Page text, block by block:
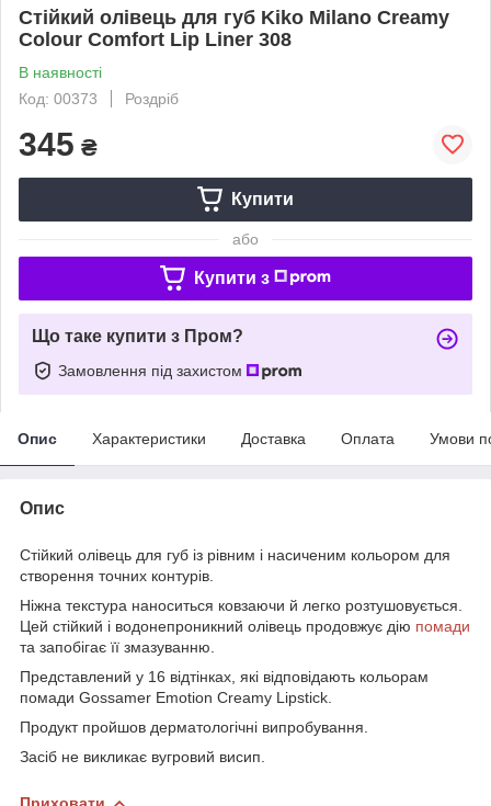
Стійкий олівець для губ Kiko Milano Creamy
Colour Comfort Lip Liner 308
В наявності
Код: 00373
Роздріб
345 ₴
Купити
або
Купити з
Що таке купити з Пром?
Замовлення під захистом
Опис Характеристики Доставка Оплата Умови
Опис
Стійкий олівець для губ із рівним і насиченим кольором для
створення точних контурів.
Ніжна текстура наноситься ковзаючи й легко розтушовується.
Цей стійкий і водонепроникний олівець продовжує дію помади
та запобігає її змазуванню.
Представлений у 16 відтінках, які відповідають кольорам
помади Gossamer Emotion Creamy Lipstick.
Продукт пройшов дерматологічні випробування.
Засіб не викликає вугровий висип.
Приховати